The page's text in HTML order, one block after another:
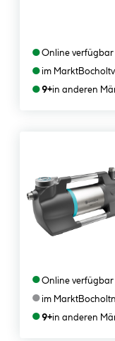
●Online verfügbar
●im MarktBocholt
●9+in anderen
●Online verfügbar
●im MarktBocholt
●9+in anderen